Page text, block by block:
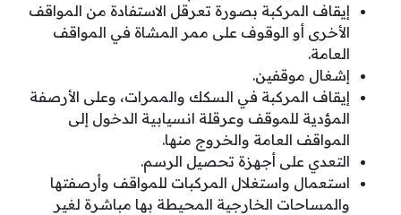
إيقاف المركبة بصورة تعرقل الاستفادة من المواقف
الأخرى أو الوقوف على ممر المشاة في المواقف
العامة.
إشغال موقفين.
إيقاف المركبة في السكك والممرات، وعلى الأرصفة
المؤدية للموقف وعرقلة انسيابية الدخول إلى
المواقف العامة والخروج منها.
التعدي على أجهزة تحصيل الرسم.
استعمال واستغلال المركبات للمواقف وأرصفتها
والمساحات الخارجية المحيطة بها مباشرة لغير